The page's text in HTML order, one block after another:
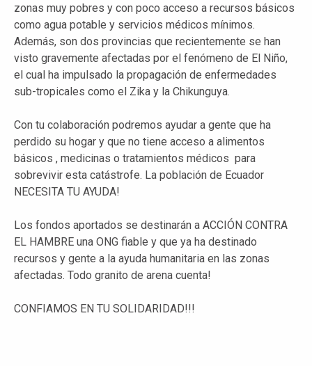
zonas muy pobres y con poco acceso a recursos básicos
como agua potable y servicios médicos mínimos.
Además, son dos provincias que recientemente se han
visto gravemente afectadas por el fenómeno de El Niño,
el cual ha impulsado la propagación de enfermedades
sub-tropicales como el Zika y la Chikunguya.
Con tu colaboración podremos ayudar a gente que ha
perdido su hogar y que no tiene acceso a alimentos
básicos , medicinas o tratamientos médicos para
sobrevivir esta catástrofe. La población de Ecuador
NECESITA TU AYUDA!
Los fondos aportados se destinarán a ACCIÓN CONTRA
EL HAMBRE una ONG fiable y que ya ha destinado
recursos y gente a la ayuda humanitaria en las zonas
afectadas. Todo granito de arena cuenta!
CONFIAMOS EN TU SOLIDARIDAD!!!